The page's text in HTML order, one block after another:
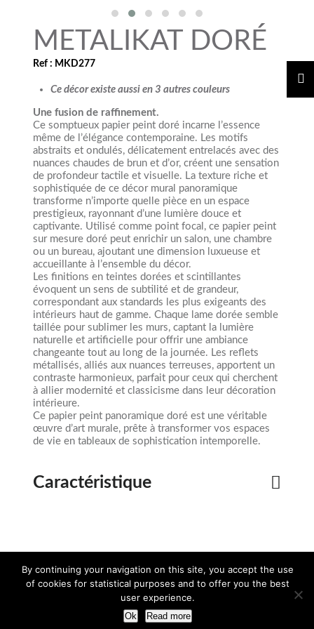
METALIKAT DORÉ
Ref : MKD277
Ce décor existe aussi en 3 autres couleurs
Une fusion de raffinement.
Ce somptueux papier peint doré incarne l’essence
même de l’élégance contemporaine. Les motifs
abstraits et ondulés, délicatement entrelacés avec des
nuances chaudes de brun et d’or, créent une sensation
de profondeur tactile et visuelle. La texture riche et
sophistiquée de ce décor mural panoramique
transforme n’importe quelle pièce en un espace
prestigieux, rayonnant d’une lumière douce et
captivante. Utilisé comme point focal, ce papier peint
sur mesure doré peut enrichir un salon, une chambre
ou un bureau, ajoutant une dimension luxueuse et
accueillante à l’ensemble du décor.
Les finitions en teintes dorées et scintillantes
évoquent un sens de subtilité et de grandeur,
correspondant aux standards les plus exigeants des
intérieurs haut de gamme. Chaque lame dorée semble
taillée pour sublimer les murs, captant la lumière
naturelle et artificielle pour offrir une ambiance
changeante tout au long de la journée. Les reflets
métallisés, alliés aux nuances terreuses, apportent un
contraste harmonieux, parfait pour ceux qui cherchent
à allier modernité et classicisme dans leur décoration
intérieure.
Ce papier peint panoramique doré est une véritable
œuvre d’art murale, prête à transformer vos espaces
de vie en tableaux de sophistication intemporelle.
Caractéristique
Téléchargez
le dossier 3D
Téléchargez
la documentation
Demandez
un devis
By continuing your navigation on this site, you accept the use
of cookies for statistical purposes and to offer you the best
user experience.
Ok Read more